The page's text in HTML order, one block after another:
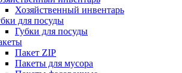
Хозяйственный инвентарь
для посуды
Губки для посуды
Пакет ZIP
Пакеты для мусора